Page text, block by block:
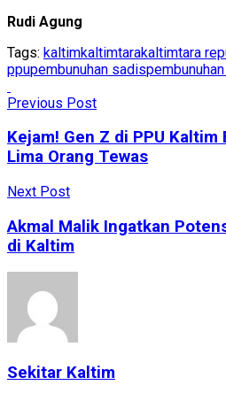
Rudi Agung
Tags: kaltimkaltimtarakaltimtara
ppupembunuhan sadis
Previous Post
Kejam! Gen Z di PPU
Lima Orang Tewas
Next Post
Akmal Malik Ingatkan
di Kaltim
Sekitar Kaltim